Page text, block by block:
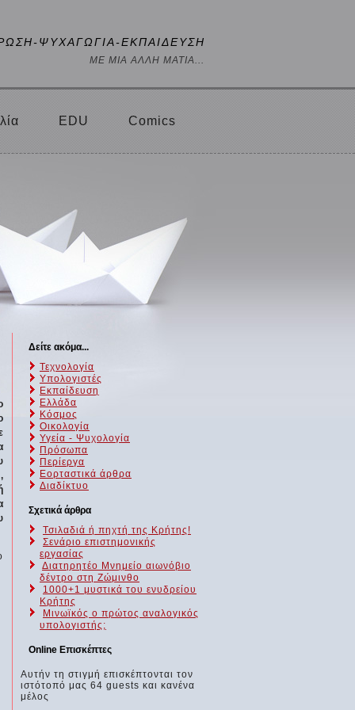
ΨΥΧΑΓΩΓΙΑ-ΕΚΠΑΙΔΕΥΣΗ
ΜΕ ΜΙΑ ΑΛΛΗ ΜΑΤΙΑ...
EDU Comics
Δείτε ακόμα...
Τεχνολογία
Υπολογιστές
Εκπαίδευση
Ελλάδα
Κόσμος
Οικολογία
Υγεία - Ψυχολογία
Πρόσωπα
Περίεργα
Εορταστικά άρθρα
Διαδίκτυο
Σχετικά άρθρα
Τσιλαδιά ή πηχτή της Κρήτης!
Σενάριο επιστημονικής
εργασίας
Διατηρητέο Μνημείο αιωνόβιο
δέντρο στη Ζώμινθο
1000+1 μυστικά του ενυδρείου
Κρήτης
Μινωϊκός ο πρώτος αναλογικός
υπολογιστής;
Online Επισκέπτες
Αυτήν τη στιγμή επισκέπτονται τον
ιστότοπό μας 64 guests και κανένα
μέλος